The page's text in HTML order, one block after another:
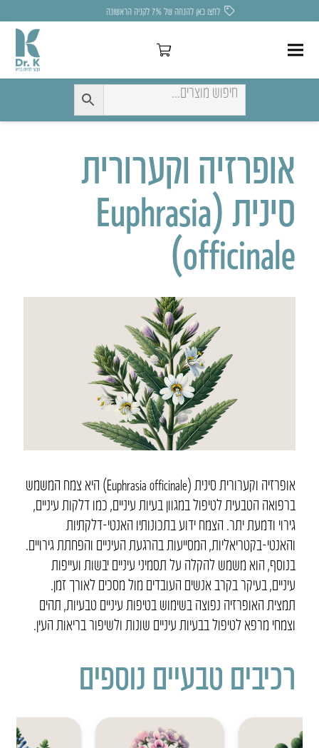
לחצו כאן להנחה של 7% לקניה הראשונה
אופרזיה וקערורית
סינית (Euphrasia
officinale)
אופרזיה וקערורית סינית (Euphrasia officinale) היא צמח המשמש
ברפואה הטבעית לטיפול במגוון בעיות עיניים, כמו דלקות עיניים,
גירוי ודמעת יתר. הצמח ידוע בתכונותיו האנטי-דלקתיות
והאנטי-בקטריאליות, המסייעות בהרגעת העיניים והפחתת גירויים.
בנוסף, הוא משמש להקלה על תסמיני עיניים יבשות ועייפות
עיניים, בעיקר בקרב אנשים העובדים מול מסכים לאורך זמן.
תמצית האופרזיה נפוצה בשימוש בטיפות עיניים טבעיות, תהים
וצמחי מרפא לטיפול בבעיות עיניים שונות ולשיפור בריאות העין.
רכיבים טבעיים נוספים